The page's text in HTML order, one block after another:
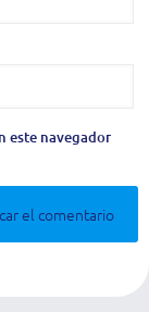
este navegador